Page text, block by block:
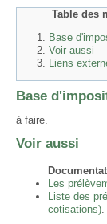
Table des
Base
Voir aussi
Liens
Base
à faire.
Voir aussi
Les
Liste des
cotisations)